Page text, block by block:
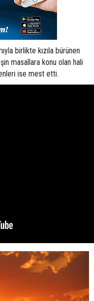
birlikte kızıla bürünen
masallara konu olan hali
ise mest etti.